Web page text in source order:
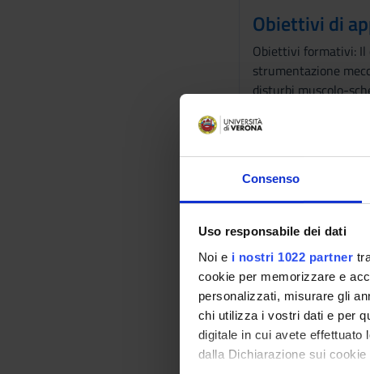
Consenso
Uso responsabile dei dati
Noi e i nostri 1022 partner
cookie per memorizzare e
personalizzati, misurare gli
chi utilizza i vostri dati e per
digitale in cui avete
dalla Dichiarazione sui
Obiettivi di
Obiettivi formativi: Il
strumentazione
disturbi muscolo-
Il prerequisito di
Programma
Il programma si
-Posizioni
-Strumentazione
-Sigillature dei
-Motivazione del
Bibliografia